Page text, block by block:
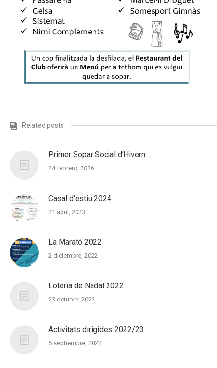
Related posts
Primer Sopar Social d’Hivern
24 febrero, 2026
Casal d’estiu 2024
21 abril, 2023
La Marató 2022
2 diciembre, 2022
Loteria de Nadal 2022
23 octubre, 2022
Activitats dirigides 2022/23
6 septiembre, 2022